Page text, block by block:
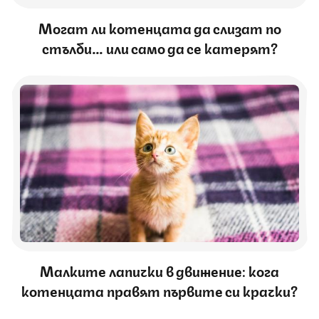
Могат ли котенцата да слизат по
стълби… или само да се катерят?
Малките лапички в движение: кога
котенцата правят първите си крачки?